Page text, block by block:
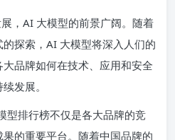
，AI 大模型的前景广阔。随着
探索，AI 大模型将深入人们的
品牌如何在技术、应用和安全
发展。
型排行榜不仅是各大品牌的竞
的重要平台。随着中国品牌的